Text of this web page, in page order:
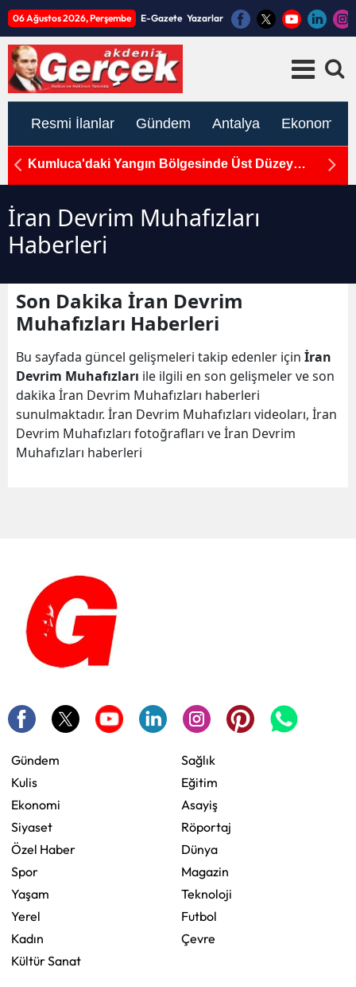
06 Ağustos 2026, Perşembe E-Gazete Yazarlar
Resmi İlanlar Gündem Antalya Ekonomi
Kumluca'daki Yangın Bölgesinde Üst Düzey
İran Devrim Muhafızları
Haberleri
Son Dakika İran Devrim
Muhafızları Haberleri
Bu sayfada güncel gelişmeleri takip edenler için İran
Devrim Muhafızları ile ilgili en son gelişmeler ve son
dakika İran Devrim Muhafızları haberleri
sunulmaktadır. İran Devrim Muhafızları videoları, İran
Devrim Muhafızları fotoğrafları ve İran Devrim
Muhafızları haberleri
Gündem
Kulis
Ekonomi
Siyaset
Özel Haber
Spor
Yaşam
Yerel
Kadın
Kültür Sanat
Sağlık
Eğitim
Asayiş
Röportaj
Dünya
Magazin
Teknoloji
Futbol
Çevre